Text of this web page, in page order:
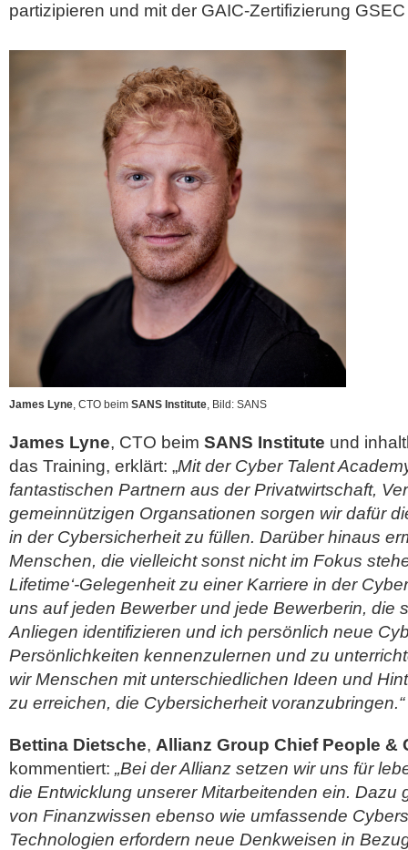
partizipieren und mit der GAIC-Zertifizierung
James Lyne, CTO beim SANS Institute, Bild: SANS
James Lyne, CTO beim SANS Institute und
das Training, erklärt: „Mit der Cyber Talent
fantastischen Partnern aus der Privatwirtschaft,
gemeinnützigen Organsationen sorgen wir dafür
in der Cybersicherheit zu füllen. Darüber hinaus
Menschen, die vielleicht sonst nicht im Fokus
Lifetime‘-Gelegenheit zu einer Karriere in der
uns auf jeden Bewerber und jede Bewerberin, die
Anliegen identifizieren und ich persönlich neue
Persönlichkeiten kennenzulernen und zu
wir Menschen mit unterschiedlichen Ideen und
zu erreichen, die Cybersicherheit voranzubringen.“
Bettina Dietsche, Allianz Group Chief People &
kommentiert: „Bei der Allianz setzen wir uns für
die Entwicklung unserer Mitarbeitenden ein. Dazu
von Finanzwissen ebenso wie umfassende
Technologien erfordern neue Denkweisen in